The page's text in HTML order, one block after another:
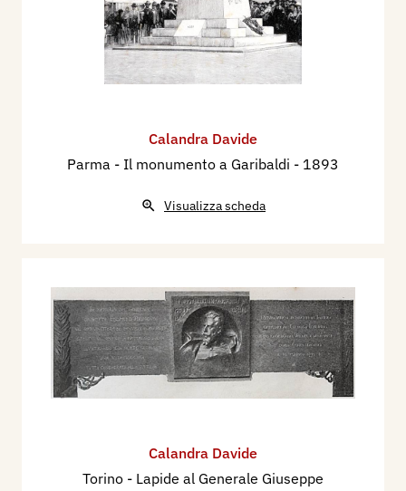
Calandra Davide
Parma - Il monumento a Garibaldi - 1893
Visualizza scheda
Calandra Davide
Torino - Lapide al Generale Giuseppe